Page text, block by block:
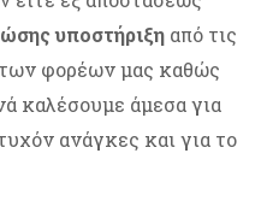
υποστήριξη από τις
φορέων μας καθώς
καλέσουμε άμεσα για
ανάγκες και για το